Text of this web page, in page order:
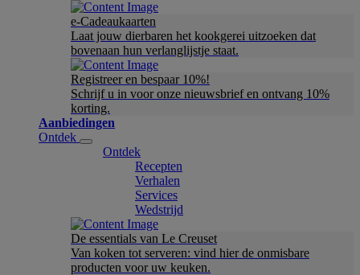
e-Cadeaukaarten
Laat jouw dierbaren het kookgerei uitzoeken dat
bovenaan hun verlanglijstje staat.
Registreer en bespaar 10%!
Schrijf u in voor onze nieuwsbrief en ontvang 10%
korting.
Aanbiedingen
Ontdek
Ontdek
Recepten
Verhalen
Services
Wedstrijd
De essentials van Le Creuset
Van koken tot serveren: vind hier de onmisbare
producten voor uw keuken.